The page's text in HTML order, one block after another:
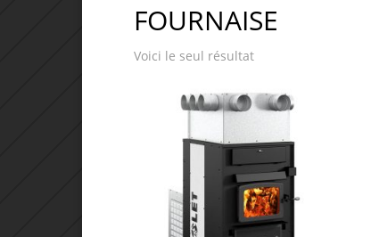
FOURNAISE
Voici le seul résultat